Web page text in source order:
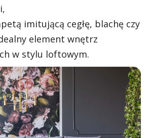
imitującą cegłę, blachę czy
element wnętrz
w stylu loftowym.